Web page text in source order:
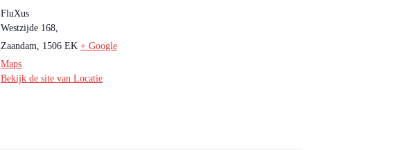
FluXus
Westzijde 168,
Zaandam
1506 EK + Google
Maps
Bekijk de site van Locatie